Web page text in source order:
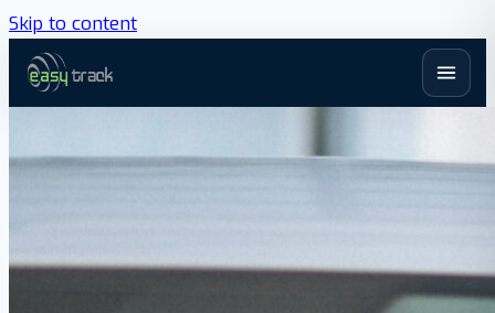
Skip to content